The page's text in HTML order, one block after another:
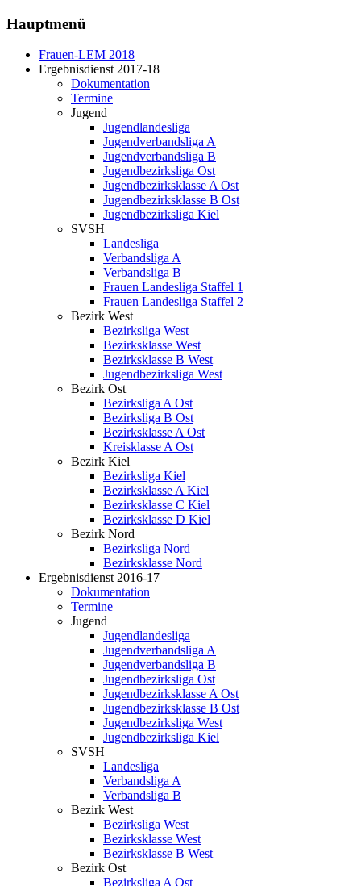
Hauptmenü
Frauen-LEM 2018
Ergebnisdienst 2017-18
Dokumentation
Termine
Jugend
Jugendlandesliga
Jugendverbandsliga A
Jugendverbandsliga B
Jugendbezirksliga Ost
Jugendbezirksklasse A Ost
Jugendbezirksklasse B Ost
Jugendbezirksliga Kiel
SVSH
Landesliga
Verbandsliga A
Verbandsliga B
Frauen Landesliga Staffel 1
Frauen Landesliga Staffel 2
Bezirk West
Bezirksliga West
Bezirksklasse West
Bezirksklasse B West
Jugendbezirksliga West
Bezirk Ost
Bezirksliga A Ost
Bezirksliga B Ost
Bezirksklasse A Ost
Kreisklasse A Ost
Bezirk Kiel
Bezirksliga Kiel
Bezirksklasse A Kiel
Bezirksklasse C Kiel
Bezirksklasse D Kiel
Bezirk Nord
Bezirksliga Nord
Bezirksklasse Nord
Ergebnisdienst 2016-17
Dokumentation
Termine
Jugend
Jugendlandesliga
Jugendverbandsliga A
Jugendverbandsliga B
Jugendbezirksliga Ost
Jugendbezirksklasse A Ost
Jugendbezirksklasse B Ost
Jugendbezirksliga West
Jugendbezirksliga Kiel
SVSH
Landesliga
Verbandsliga A
Verbandsliga B
Bezirk West
Bezirksliga West
Bezirksklasse West
Bezirksklasse B West
Bezirk Ost
Bezirksliga A Ost